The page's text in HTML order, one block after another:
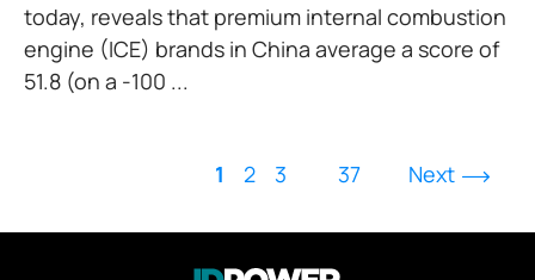
today, reveals that premium internal combustion
engine (ICE) brands in China average a score of
51.8 (on a -100 ...
1 2 3 37 Next